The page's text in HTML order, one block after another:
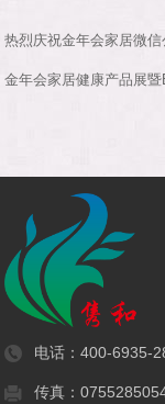
热烈庆祝金年会家居微
金年会家居健康产品展
电话：400-6935-
传真：